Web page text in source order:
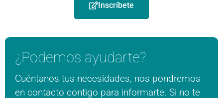
Inscríbete
¿Podemos ayudarte?
Cuéntanos tus necesidades, nos pondremos
en contacto contigo para informarte. Si no te